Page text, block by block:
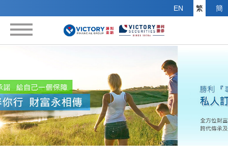
首頁
財富管理
信託
信貸
移民留學
EN 繁 簡